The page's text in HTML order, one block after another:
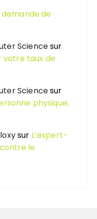
de
Sciencesur
taux de
Sciencesur
physique,
sur L’expert-
le